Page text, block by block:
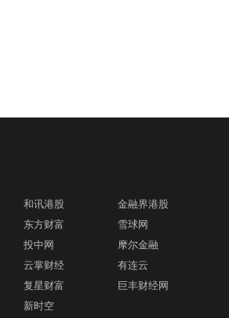
和讯港股
金融界港股
东方财富
雪球网
投中网
摩尔金融
云掌财经
有连云
复星财富
巨丰财经网
新时空